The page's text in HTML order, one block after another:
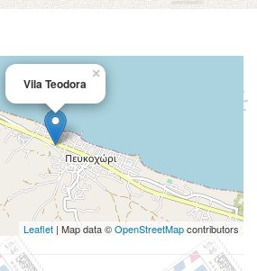
Vila Teodora
×
Leaflet | Map data ©OpenStreetMapcontributors